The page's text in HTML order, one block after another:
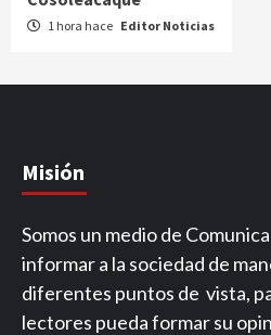
1 hora hace Editor Noticias
Misión
Somos un medio de
informar a la sociedad de
diferentes puntos de vista,
lectores pueda formar su